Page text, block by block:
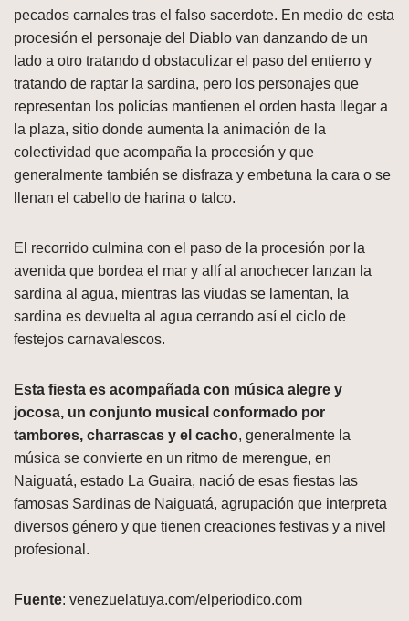
pecados carnales tras el falso sacerdote. En medio de esta
procesión el personaje del Diablo van danzando de un
lado a otro tratando d obstaculizar el paso del entierro y
tratando de raptar la sardina, pero los personajes que
representan los policías mantienen el orden hasta llegar a
la plaza, sitio donde aumenta la animación de la
colectividad que acompaña la procesión y que
generalmente también se disfraza y embetuna la cara o se
llenan el cabello de harina o talco.
El recorrido culmina con el paso de la procesión por la
avenida que bordea el mar y allí al anochecer lanzan la
sardina al agua, mientras las viudas se lamentan, la
sardina es devuelta al agua cerrando así el ciclo de
festejos carnavalescos.
Esta fiesta es acompañada con música alegre y
jocosa, un conjunto musical conformado por
tambores, charrascas y el cacho, generalmente la
música se convierte en un ritmo de merengue, en
Naiguatá, estado La Guaira, nació de esas fiestas las
famosas Sardinas de Naiguatá, agrupación que interpreta
diversos género y que tienen creaciones festivas y a nivel
profesional.
Fuente: venezuelatuya.com/elperiodico.com